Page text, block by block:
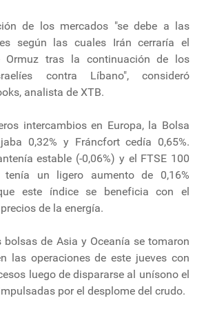
de los mercados "se debe a las
según las cuales Irán cerraría el
Ormuz tras la continuación de los
contra Líbano", consideró
analista de XTB.
intercambios en Europa, la Bolsa
0,32% y Fráncfort cedía 0,65%.
estable (-0,06%) y el FTSE 100
tenía un ligero aumento de 0,16%
este índice se beneficia con el
de la energía.
bolsas de Asia y Oceanía se tomaron
las operaciones de este jueves con
luego de dispararse al unísono el
por el desplome del crudo.